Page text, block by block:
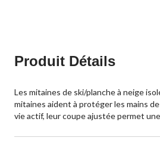
Produit Détails
Les mitaines de ski/planche à neige
mitaines aident à protéger les mains
vie actif, leur coupe ajustée permet